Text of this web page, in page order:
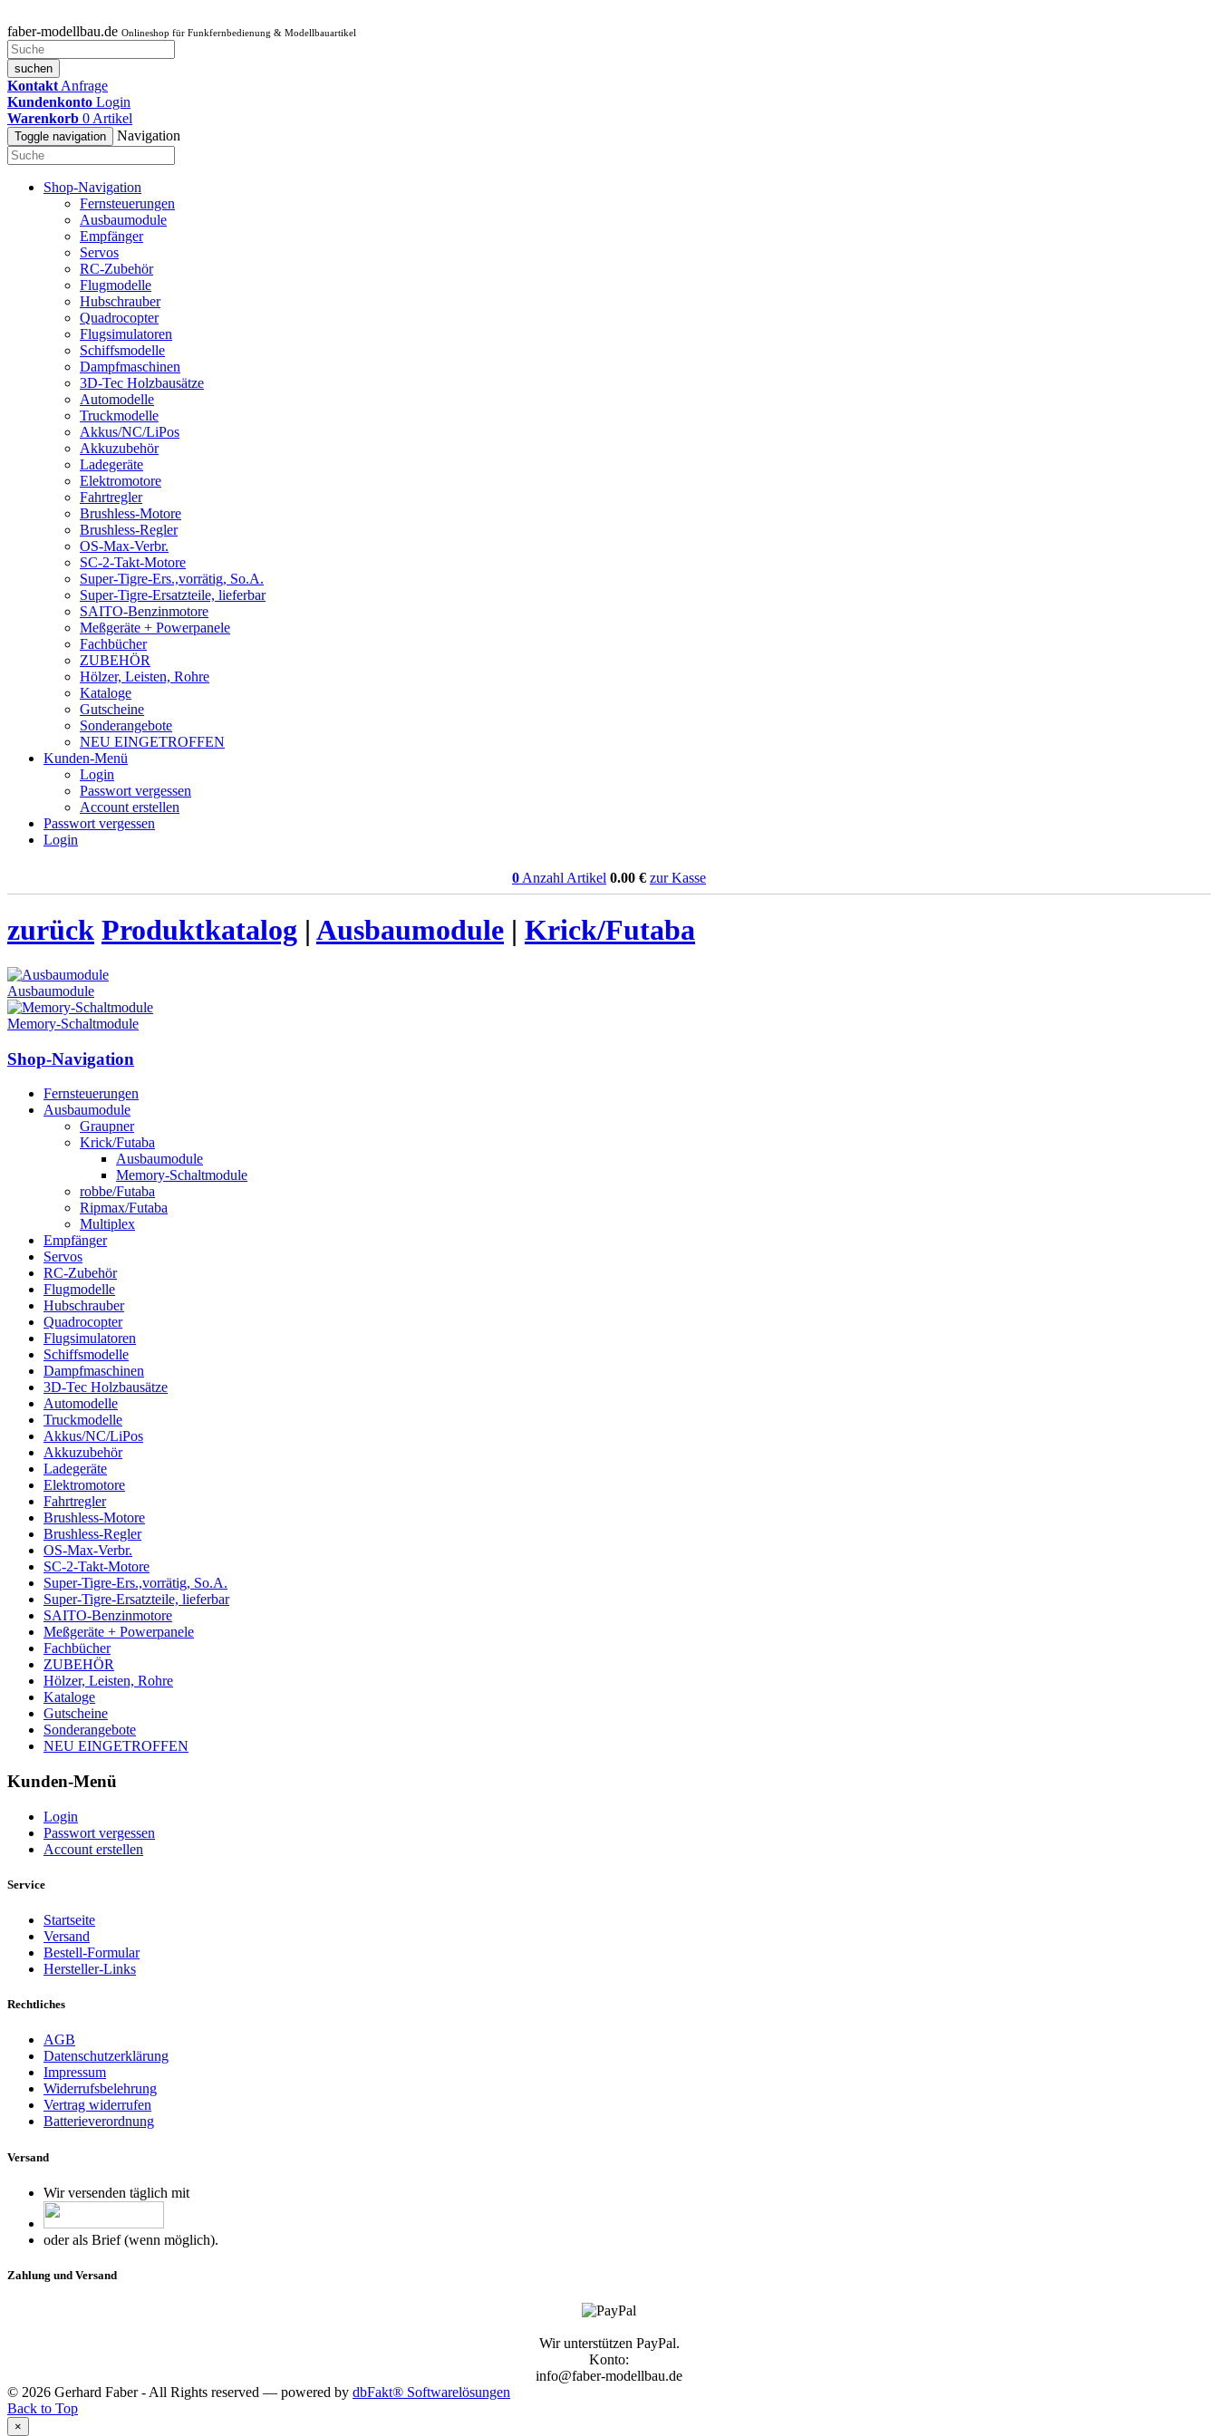
faber-modellbau.de Onlineshop für Funkfernbedienung & Modellbauartikel
suchen
Kontakt Anfrage
Kundenkonto Login
Warenkorb 0 Artikel
Toggle navigation Navigation
Shop-Navigation
Fernsteuerungen
Ausbaumodule
Empfänger
Servos
RC-Zubehör
Flugmodelle
Hubschrauber
Quadrocopter
Flugsimulatoren
Schiffsmodelle
Dampfmaschinen
3D-Tec Holzbausätze
Automodelle
Truckmodelle
Akkus/NC/LiPos
Akkuzubehör
Ladegeräte
Elektromotore
Fahrtregler
Brushless-Motore
Brushless-Regler
OS-Max-Verbr.
SC-2-Takt-Motore
Super-Tigre-Ers.,vorrätig, So.A.
Super-Tigre-Ersatzteile, lieferbar
SAITO-Benzinmotore
Meßgeräte + Powerpanele
Fachbücher
ZUBEHÖR
Hölzer, Leisten, Rohre
Kataloge
Gutscheine
Sonderangebote
NEU EINGETROFFEN
Kunden-Menü
Login
Passwort vergessen
Account erstellen
Passwort vergessen
Login
0 Anzahl Artikel 0.00 € zur Kasse
zurück Produktkatalog | Ausbaumodule | Krick/Futaba
Ausbaumodule
Memory-Schaltmodule
Shop-Navigation
Fernsteuerungen
Ausbaumodule
Graupner
Krick/Futaba
Ausbaumodule
Memory-Schaltmodule
robbe/Futaba
Ripmax/Futaba
Multiplex
Empfänger
Servos
RC-Zubehör
Flugmodelle
Hubschrauber
Quadrocopter
Flugsimulatoren
Schiffsmodelle
Dampfmaschinen
3D-Tec Holzbausätze
Automodelle
Truckmodelle
Akkus/NC/LiPos
Akkuzubehör
Ladegeräte
Elektromotore
Fahrtregler
Brushless-Motore
Brushless-Regler
OS-Max-Verbr.
SC-2-Takt-Motore
Super-Tigre-Ers.,vorrätig, So.A.
Super-Tigre-Ersatzteile, lieferbar
SAITO-Benzinmotore
Meßgeräte + Powerpanele
Fachbücher
ZUBEHÖR
Hölzer, Leisten, Rohre
Kataloge
Gutscheine
Sonderangebote
NEU EINGETROFFEN
Kunden-Menü
Login
Passwort vergessen
Account erstellen
Service
Startseite
Versand
Bestell-Formular
Hersteller-Links
Rechtliches
AGB
Datenschutzerklärung
Impressum
Widerrufsbelehrung
Vertrag widerrufen
Batterieverordnung
Versand
Wir versenden täglich mit
oder als Brief (wenn möglich).
Zahlung und Versand
Wir unterstützen PayPal.
Konto:
info@faber-modellbau.de
© 2026 Gerhard Faber - All Rights reserved — powered by dbFakt® Softwarelösungen
Back to Top
×